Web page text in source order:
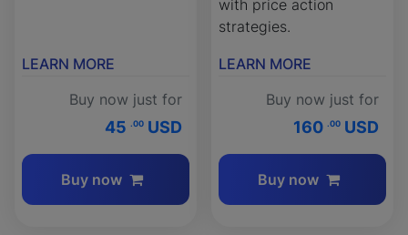
LEARN MORE
Buy now just for
45 .00 USD
Buy now
with price action
strategies.
LEARN MORE
Buy now just for
160 .00 USD
Buy now